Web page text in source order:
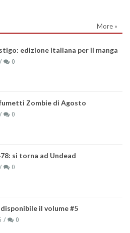
More »
edizione italiana per il manga
0
Zombie di Agosto
0
si torna ad Undead
0
il volume #5
0